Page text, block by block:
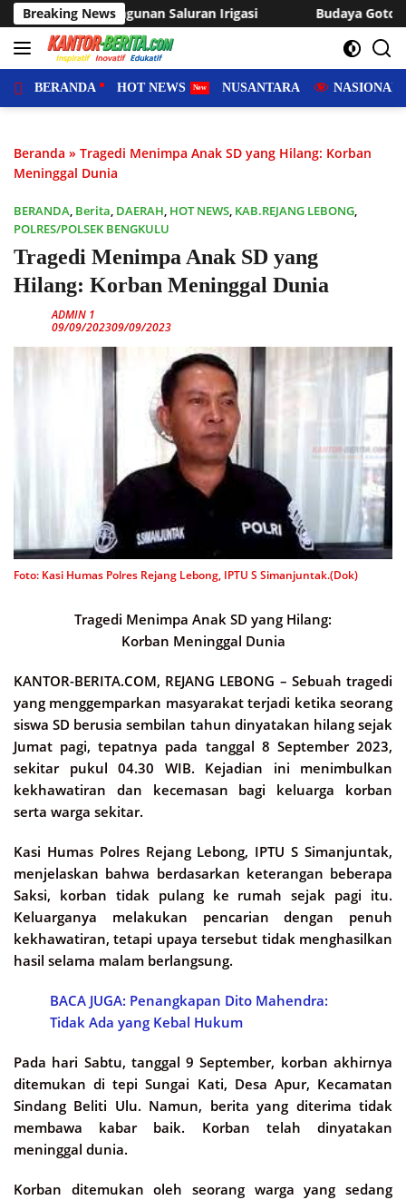
Langsung
ke
konten
Breaking NewsBudaya Gotong Royong Tetap Hidup, Warga
BERANDA HOT NEWS NUSANTARA NASIONAL
Beranda » Tragedi Menimpa Anak SD yang Hilang: Korban
Meninggal Dunia
BERANDA, Berita, DAERAH, HOT NEWS, KAB.REJANG LEBONG,
POLRES/POLSEK BENGKULU
Tragedi Menimpa Anak SD yang
Hilang: Korban Meninggal Dunia
ADMIN 1
09/09/202309/09/2023
Foto: Kasi Humas Polres Rejang Lebong, IPTU S Simanjuntak.(Dok)
Tragedi Menimpa Anak SD yang Hilang:
Korban Meninggal Dunia
KANTOR-BERITA.COM, REJANG LEBONG – Sebuah tragedi
yang menggemparkan masyarakat terjadi ketika seorang
siswa SD berusia sembilan tahun dinyatakan hilang sejak
Jumat pagi, tepatnya pada tanggal 8 September 2023,
sekitar pukul 04.30 WIB. Kejadian ini menimbulkan
kekhawatiran dan kecemasan bagi keluarga korban
serta warga sekitar.
Kasi Humas Polres Rejang Lebong, IPTU S Simanjuntak,
menjelaskan bahwa berdasarkan keterangan beberapa
Saksi, korban tidak pulang ke rumah sejak pagi itu.
Keluarganya melakukan pencarian dengan penuh
kekhawatiran, tetapi upaya tersebut tidak menghasilkan
hasil selama malam berlangsung.
BACA JUGA: Penangkapan Dito Mahendra:
Tidak Ada yang Kebal Hukum
Pada hari Sabtu, tanggal 9 September, korban akhirnya
ditemukan di tepi Sungai Kati, Desa Apur, Kecamatan
Sindang Beliti Ulu. Namun, berita yang diterima tidak
membawa kabar baik. Korban telah dinyatakan
meninggal dunia.
Korban ditemukan oleh seorang warga yang sedang